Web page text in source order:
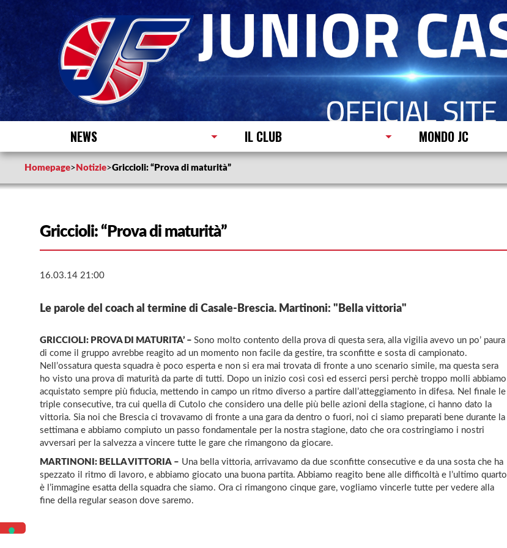
NEWS IL CLUB MONDO JC
Homepage> Notizie>Griccioli: “Prova di maturità”
Griccioli: “Prova di maturità”
16.03.14 21:00
Le parole del coach al termine di Casale-Brescia. Martinoni: "Bella vittoria"
GRICCIOLI: PROVA DI MATURITA’ – Sono molto contento della prova di questa sera, alla vigilia avevo un po’ paura
di come il gruppo avrebbe reagito ad un momento non facile da gestire, tra sconfitte e sosta di campionato.
Nell’ossatura questa squadra è poco esperta e non si era mai trovata di fronte a uno scenario simile, ma questa sera
ho visto una prova di maturità da parte di tutti. Dopo un inizio così così ed esserci persi perchè troppo molli abbiamo
acquistato sempre più fiducia, mettendo in campo un ritmo diverso a partire dall’atteggiamento in difesa. Nel finale le
triple consecutive, tra cui quella di Cutolo che considero una delle più belle azioni della stagione, ci hanno dato la
vittoria. Sia noi che Brescia ci trovavamo di fronte a una gara da dentro o fuori, noi ci siamo preparati bene durante la
settimana e abbiamo compiuto un passo fondamentale per la nostra stagione, dato che ora costringiamo i nostri
avversari per la salvezza a vincere tutte le gare che rimangono da giocare.
MARTINONI: BELLA VITTORIA – Una bella vittoria, arrivavamo da due sconfitte consecutive e da una sosta che ha
spezzato il ritmo di lavoro, e abbiamo giocato una buona partita. Abbiamo reagito bene alle difficoltà e l’ultimo quarto
è l’immagine esatta della squadra che siamo. Ora ci rimangono cinque gare, vogliamo vincerle tutte per vedere alla
fine della regular season dove saremo.